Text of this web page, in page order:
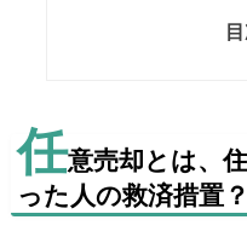
任意売却とは、
った人の救済措置？